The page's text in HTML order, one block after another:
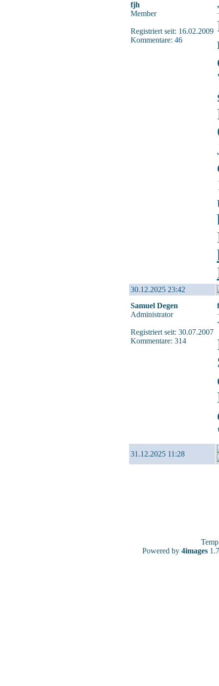
fjh
Member
Registriert seit: 16.02.2009
Kommentare: 46
30.12.2025 23:42
Samuel Degen
Administrator
Registriert seit: 30.07.2007
Kommentare: 314
31.12.2025 11:28
Powered by 4images